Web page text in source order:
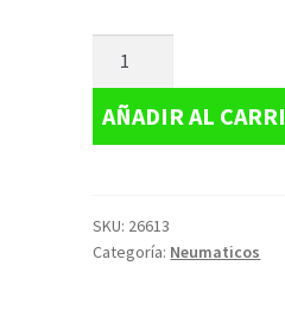
AÑADIR AL
SKU: 26613
Categoría: Neumaticos